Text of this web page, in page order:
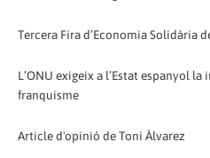
Tercera Fira d’Economia Solidària
L’ONU exigeix a l’Estat espanyol
franquisme
Article d'opinió de Toni Àlvarez